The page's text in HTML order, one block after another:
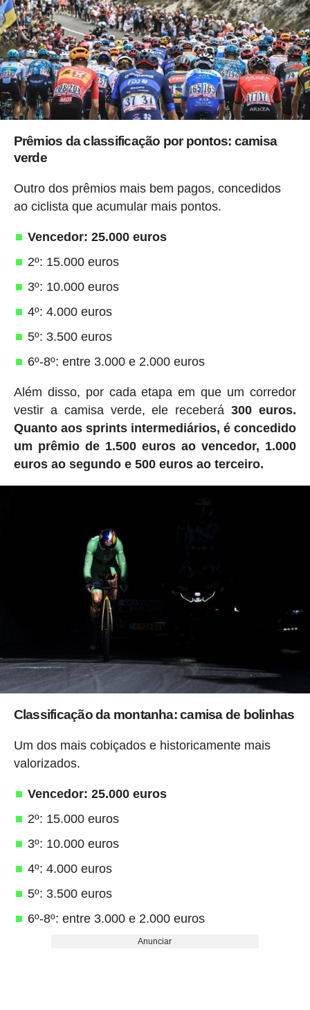
Prêmios da classificação por pontos: camisa
verde
Outro dos prêmios mais bem pagos, concedidos
ao ciclista que acumular mais pontos.
Vencedor: 25.000 euros
2º: 15.000 euros
3º: 10.000 euros
4º: 4.000 euros
5º: 3.500 euros
6º-8º: entre 3.000 e 2.000 euros
Além disso, por cada etapa em que um corredor
vestir a camisa verde, ele receberá300 euros.
Quanto aos sprints intermediários, é concedido
um prêmio de 1.500 euros ao vencedor, 1.000
euros ao segundo e 500 euros ao terceiro.
Classificação da montanha: camisa de bolinhas
Um dos mais cobiçados e historicamente mais
valorizados.
Vencedor: 25.000 euros
2º: 15.000 euros
3º: 10.000 euros
4º: 4.000 euros
5º: 3.500 euros
6º-8º: entre 3.000 e 2.000 euros
Anunciar